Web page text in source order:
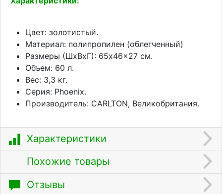
Цвет: золотистый.
Материал: полипропилен (облегченный)
Размеры (ШхВхГ): 65x46x27 см.
Объем: 60 л.
Вес: 3,3 кг.
Серия: Phoenix.
Производитель: CARLTON, Великобритания.
Характеристики
Похожие товары
Отзывы